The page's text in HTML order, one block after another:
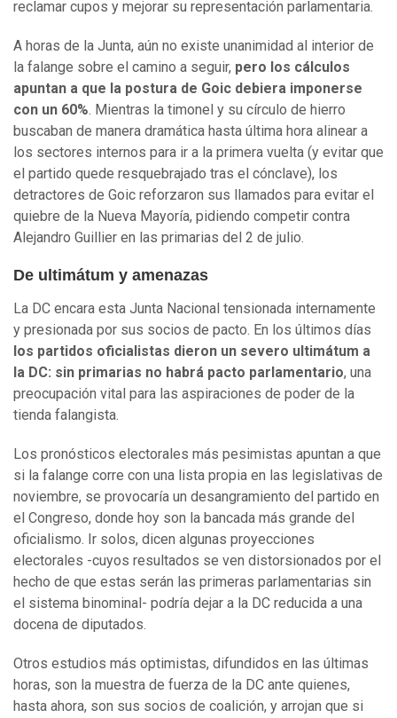
reclamar cupos y mejorar su representación parlamentaria.
A horas de la Junta, aún no existe unanimidad al interior de
la falange sobre el camino a seguir, pero los cálculos
apuntan a que la postura de Goic debiera imponerse
con un 60%. Mientras la timonel y su círculo de hierro
buscaban de manera dramática hasta última hora alinear a
los sectores internos para ir a la primera vuelta (y evitar que
el partido quede resquebrajado tras el cónclave), los
detractores de Goic reforzaron sus llamados para evitar el
quiebre de la Nueva Mayoría, pidiendo competir contra
Alejandro Guillier en las primarias del 2 de julio.
De ultimátum y amenazas
La DC encara esta Junta Nacional tensionada internamente
y presionada por sus socios de pacto. En los últimos días
los partidos oficialistas dieron un severo ultimátum a
la DC: sin primarias no habrá pacto parlamentario, una
preocupación vital para las aspiraciones de poder de la
tienda falangista.
Los pronósticos electorales más pesimistas apuntan a que
si la falange corre con una lista propia en las legislativas de
noviembre, se provocaría un desangramiento del partido en
el Congreso, donde hoy son la bancada más grande del
oficialismo. Ir solos, dicen algunas proyecciones
electorales -cuyos resultados se ven distorsionados por el
hecho de que estas serán las primeras parlamentarias sin
el sistema binominal- podría dejar a la DC reducida a una
docena de diputados.
Otros estudios más optimistas, difundidos en las últimas
horas, son la muestra de fuerza de la DC ante quienes,
hasta ahora, son sus socios de coalición, y arrojan que si